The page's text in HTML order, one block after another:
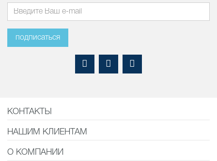
подписаться
КОНТАКТЫ
НАШИМ КЛИЕНТАМ
О КОМПАНИИ